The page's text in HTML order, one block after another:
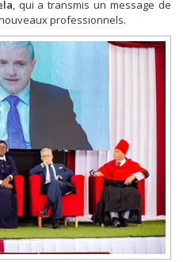
, qui a transmis un message de
professionnels.